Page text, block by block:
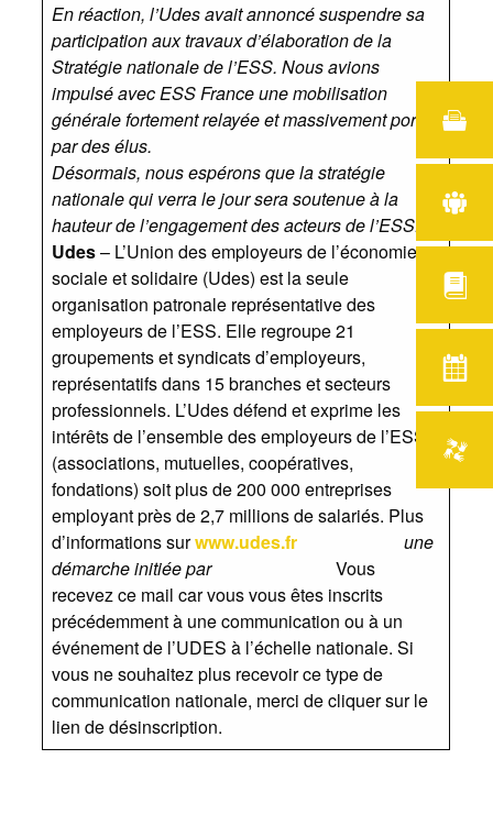
En réaction, l’Udes avait annoncé suspendre sa
participation aux travaux d’élaboration de la
Stratégie nationale de l’ESS. Nous avions
impulsé avec ESS France une mobilisation
générale fortement relayée et massivement portée
par des élus.
Désormais, nous espérons que la stratégie
nationale qui verra le jour sera soutenue à la
hauteur de l’engagement des acteurs de l’ESS. »
Udes– L’Union des employeurs de l’économie
sociale et solidaire (Udes) est la seule
organisation patronale représentative des
employeurs de l’ESS. Elle regroupe 21
groupements et syndicats d’employeurs,
représentatifs dans 15 branches et secteurs
professionnels. L’Udes défend et exprime les
intérêts de l’ensemble des employeurs de l’ESS
(associations, mutuelles, coopératives,
fondations) soit plus de 200 000 entreprises
employant près de 2,7 millions de salariés. Plus
d’informations surwww.udes.fr
une
démarche initiée par
Vous
recevez ce mail car vous vous êtes inscrits
précédemment à une communication ou à un
événement de l’UDES à l’échelle nationale. Si
vous ne souhaitez plus recevoir ce type de
communication nationale, merci de cliquer sur le
lien de désinscription.